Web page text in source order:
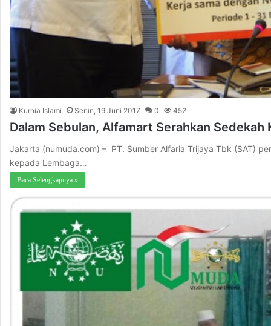
Kurnia Islami Senin, 19 Juni 2017 0 452
Dalam Sebulan, Alfamart Serahkan
Jakarta (numuda.com) – PT. Sumber Alfaria Trijaya Tbk (SAT)
kepada Lembaga…
Baca Selengkapnya »